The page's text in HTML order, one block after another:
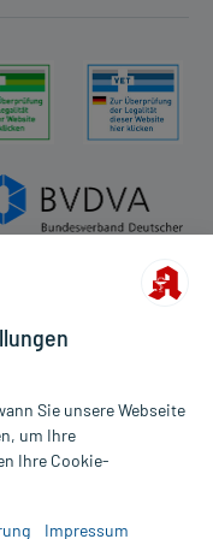
für
Sie unsere Webseite
um Ihre
Ihre Cookie-
Impressum